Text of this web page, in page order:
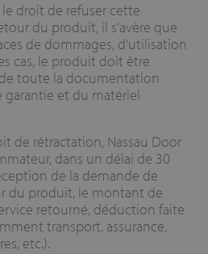
le droit de refuser cette
du produit, il s’avère que
de dommages, d’utilisation
cas, le produit doit être
toute la documentation
garantie et du matériel
de rétractation, Nassau Door
dans un délai de 30
de la demande de
du produit, le montant de
retourné, déduction faite
transport, assurance,
etc.).